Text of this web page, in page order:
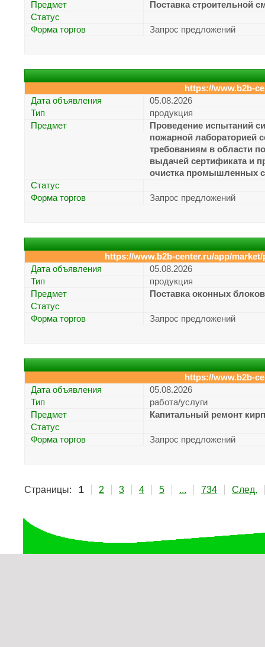
Предмет
Поставка строительной
Статус
Форма торгов
Запрос предложений
https://www.b2b-
Дата объявления
05.08.2026
Тип
продукция
Предмет
Проведение испытаний
пожарной лабораторией
требованиям в области
выдачей сертификата и
очистка промышленных
Статус
Форма торгов
Запрос предложений
https://www.b2b-center.ru/app/
Дата объявления
05.08.2026
Тип
продукция
Предмет
Поставка оконных
Статус
Форма торгов
Запрос предложений
https://www.b2b-
Дата объявления
05.08.2026
Тип
работа/услуги
Предмет
Капитальный ремонт
Статус
Форма торгов
Запрос предложений
Страницы: 1 2 3 4 5 ... 734 След.